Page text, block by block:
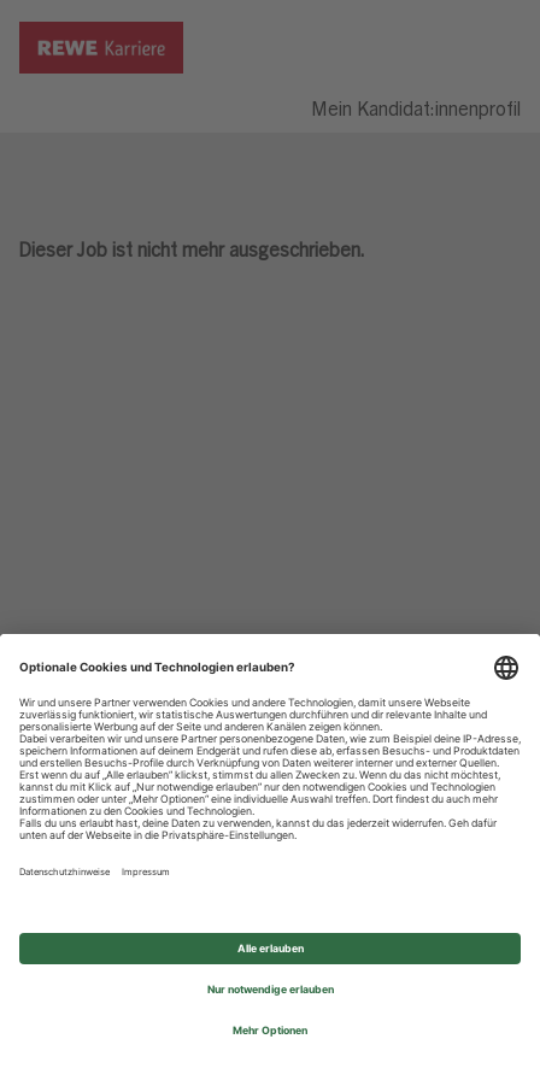
Mein Kandidat:innenprofil
Dieser Job ist nicht mehr ausgeschrieben.
Datenschutzhinweise
Impressum
Privatsphäre-Einstellungen
© 2026 REWE Group - All rights reserved